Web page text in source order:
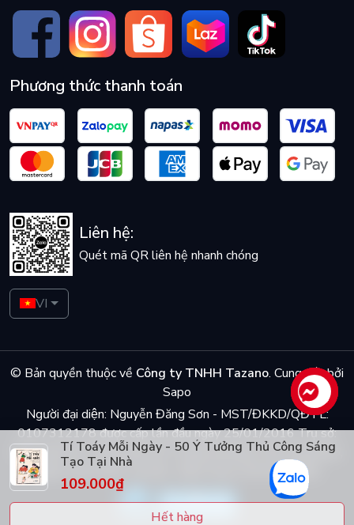
Tí Toáy Mỗi Ngày - 50 Ý Tưởng Thủ Công Sáng
Tạo Tại Nhà
109.000₫
Hết hàng
Phương thức thanh toán
Liên hệ:
Quét mã QR liên hệ nhanh chóng
VI
© Bản quyền thuộc về Công ty TNHH Tazano. Cung cấp bởi
Sapo
Người đại diện: Nguyễn Đăng Sơn - MST/ĐKKD/QĐTL:
0107312178 được cấp lần đầu ngày 25/01/2016 Trụ sở:
Số 5 ngõ Dã Tương, phố Dã Tượng, phường Trần Hưng Đạo,
quận Hoàn Kiếm, Hà Nội - Điện thoại: 0944048868
Liên hệ